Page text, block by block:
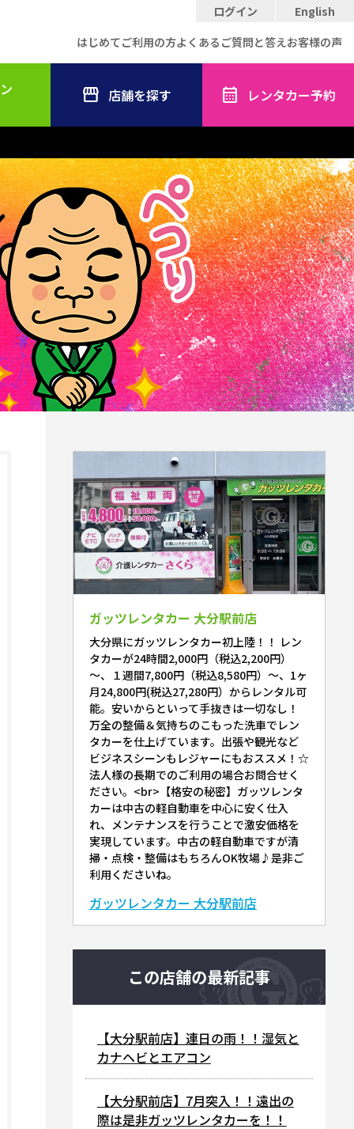
ログイン
English
はじめてご利用の方よくあるご質問と答えお客様の声
店舗を探す レンタカー予約
ガッツレンタカー 大分駅前店
大分県にガッツレンタカー初上陸！！ レン
タカーが24時間2,000円（税込2,200円）
～、１週間7,800円（税込8,580円）～、1ヶ
月24,800円(税込27,280円）からレンタル可
能。安いからといって手抜きは一切なし！
万全の整備＆気持ちのこもった洗車でレン
タカーを仕上げています。出張や観光など
ビジネスシーンもレジャーにもおススメ！☆
法人様の長期でのご利用の場合お問合せく
ださい。<br>【格安の秘密】ガッツレンタ
カーは中古の軽自動車を中心に安く仕入
れ、メンテナンスを行うことで激安価格を
実現しています。中古の軽自動車ですが清
掃・点検・整備はもちろんOK牧場♪是非ご
利用くださいね。
ガッツレンタカー 大分駅前店
この店舗の最新記事
【大分駅前店】連日の雨！！湿気と
カナヘビとエアコン
【大分駅前店】7月突入！！遠出の
際は是非ガッツレンタカーを！！